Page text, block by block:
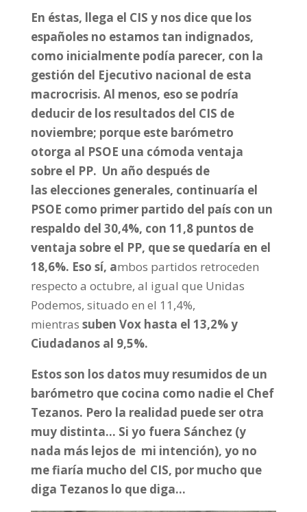
En éstas, llega el CIS y nos dice que los
españoles no estamos tan indignados,
como inicialmente podía parecer, con la
gestión del Ejecutivo nacional de esta
macrocrisis. Al menos, eso se podría
deducir de los resultados del CIS de
noviembre; porque este barómetro
otorga al PSOE una cómoda ventaja
sobre el PP. Un año después de
las elecciones generales, continuaría el
PSOE como primer partido del país con un
respaldo del 30,4%, con 11,8 puntos de
ventaja sobre el PP, que se quedaría en el
18,6%. Eso sí, ambos partidos retroceden
respecto a octubre, al igual que Unidas
Podemos, situado en el 11,4%,
mientras suben Vox hasta el 13,2% y
Ciudadanos al 9,5%.
Estos son los datos muy resumidos de un
barómetro que cocina como nadie el Chef
Tezanos. Pero la realidad puede ser otra
muy distinta… Si yo fuera Sánchez (y
nada más lejos de mi intención), yo no
me fiaría mucho del CIS, por mucho que
diga Tezanos lo que diga…